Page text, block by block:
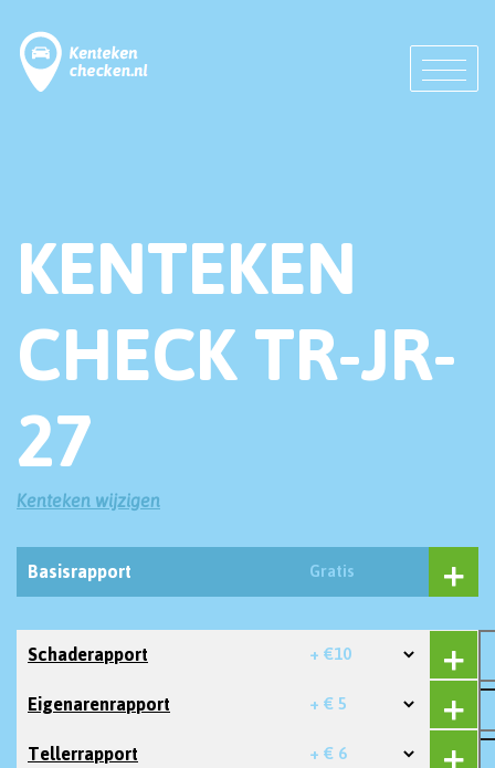
KENTEKEN
CHECK TR-JR-
27
Kenteken wijzigen
Basisrapport Gratis
Schaderapport + €10
Eigenarenrapport + € 5
Tellerrapport + € 6